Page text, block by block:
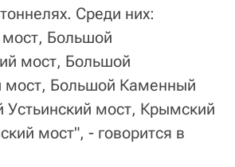
Среди них:
Большой
мост, Большой
мост, Большой Каменный
мост, Крымский
мост", - говорится в